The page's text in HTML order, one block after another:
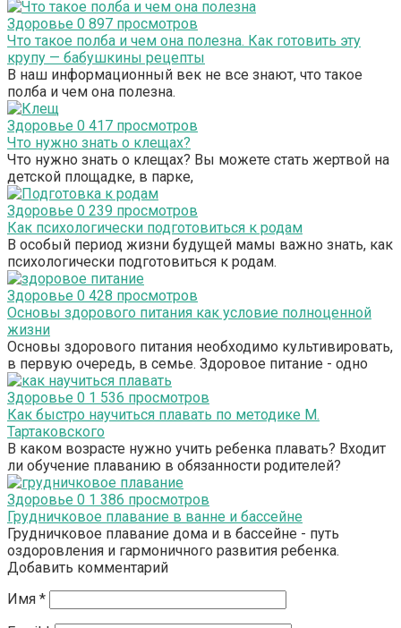
Здоровье 0 897 просмотров
Что такое полба и чем она полезна. Как готовить эту
крупу — бабушкины рецепты
В наш информационный век не все знают, что такое
полба и чем она полезна.
Здоровье 0 417 просмотров
Что нужно знать о клещах?
Что нужно знать о клещах? Вы можете стать жертвой на
детской площадке, в парке,
Здоровье 0 239 просмотров
Как психологически подготовиться к родам
В особый период жизни будущей мамы важно знать, как
психологически подготовиться к родам.
Здоровье 0 428 просмотров
Основы здорового питания как условие полноценной
жизни
Основы здорового питания необходимо культивировать,
в первую очередь, в семье. Здоровое питание - одно
Здоровье 0 1 536 просмотров
Как быстро научиться плавать по методике М.
Тартаковского
В каком возрасте нужно учить ребенка плавать? Входит
ли обучение плаванию в обязанности родителей?
Здоровье 0 1 386 просмотров
Грудничковое плавание в ванне и бассейне
Грудничковое плавание дома и в бассейне - путь
оздоровления и гармоничного развития ребенка.
Добавить комментарий
Имя *